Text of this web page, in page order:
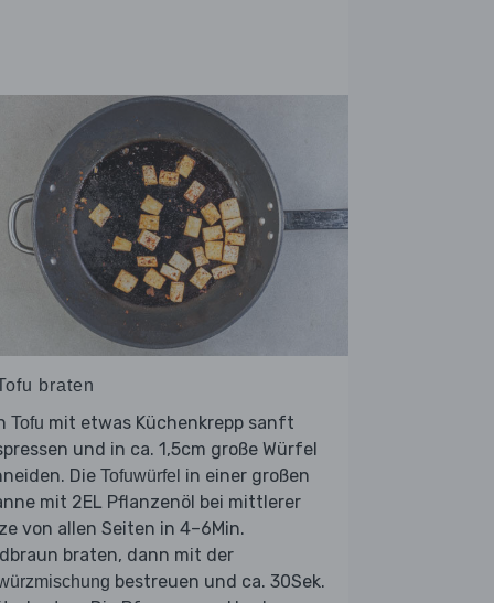
braten
Tofu mit etwas Küchenkrepp sanft
und in ca. 1,5cm große Würfel
Die Tofuwürfel in einer großen
mit 2EL Pflanzenöl bei mittlerer
von allen Seiten in 4–6Min.
braten, dann mit der
bestreuen und ca. 30Sek.